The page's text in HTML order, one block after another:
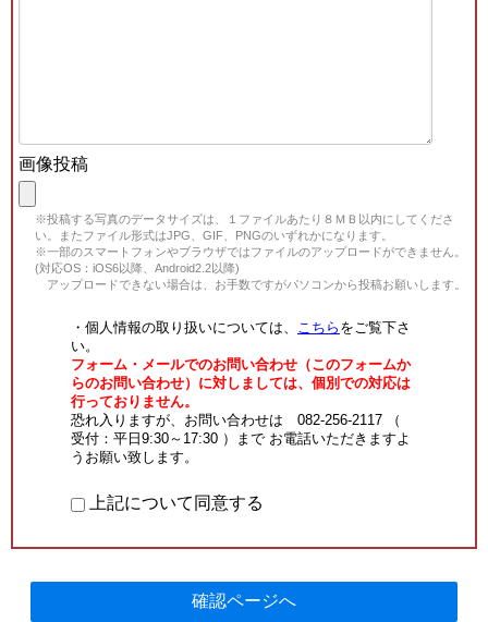
画像投稿
※投稿する写真のデータサイズは、１ファイルあたり８ＭＢ以内にしてくださ
い。またファイル形式はJPG、GIF、PNGのいずれかになります。
※一部のスマートフォンやブラウザではファイルのアップロードができません。
(対応OS：iOS6以降、Android2.2以降)
アップロードできない場合は、お手数ですがパソコンから投稿お願いします。
・個人情報の取り扱いについては、 こちら をご覧下さ
い。
フォーム・メールでのお問い合わせ（このフォームか
らのお問い合わせ）に対しましては、個別での対応は
行っておりません。
恐れ入りますが、お問い合わせは 082-256-2117 （
受付：平日9:30～17:30 ）まで お電話いただきますよ
うお願い致します。
上記について同意する
確認ページへ